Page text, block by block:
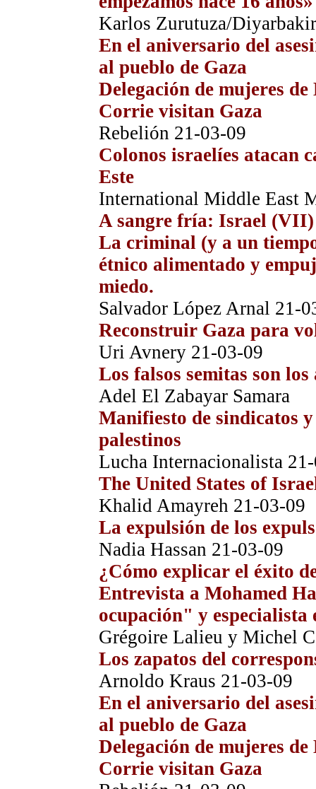
Karlos Zurutuza/
En el aniversario del
al pueblo de Gaza
Delegación de mujeres
Corrie visitan Gaza
Rebelión 21-03-09
Colonos israelíes atacan
Este
International Middle East
A sangre fría: Israel (VII)
La criminal (y a un
étnico alimentado y
miedo.
Salvador López Arnal 21-
Reconstruir Gaza para
Uri Avnery 21-03-09
Los falsos semitas son
Adel El Zabayar Samara
Manifiesto de sindicatos
palestinos
Lucha Internacionalista
The United States of
Khalid Amayreh 21-03-09
La expulsión de los
Nadia Hassan 21-03-09
¿Cómo explicar el éxito
Entrevista a Mohamed
ocupación" y
Grégoire Lalieu y Michel
Los zapatos del
Arnoldo Kraus 21-03-09
En el aniversario del
al pueblo de Gaza
Delegación de mujeres
Corrie visitan Gaza